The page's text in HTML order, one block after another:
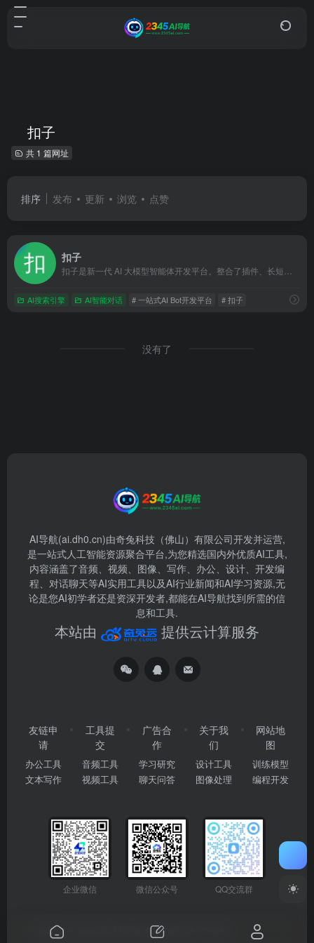
扣子
共 1 篇网址
排序 发布 更新 浏览 点赞
扣子
AI搜索引擎 AI智能对话 # 一站式AI Bot开发平台 # 扣子
没有了
AI导航(ai.dh0.cn)由奇兔科技（佛山）有限公司开发并运营,
是一站式人工智能资源聚合平台,为您精选国内外优质AI工具,
内容涵盖了音频、视频、图像、写作、办公、设计、开发编
程、对话聊天等AI实用工具以及AI行业新闻和AI学习资源,无
论是您AI初学者还是资深开发者,都能在AI导航找到所需的信
息和工具.
本站由 提供云计算服务
友链申
请
办公工具
文本写作
工具提
交
音频工具
视频工具
广告合
作
学习研究
聊天问答
关于我
们
设计工具
图像处理
网站地
图
训练模型
编程开发
企业微信 微信公众号 QQ交流群
Copyright © 2026 粤ICP备2024177666号